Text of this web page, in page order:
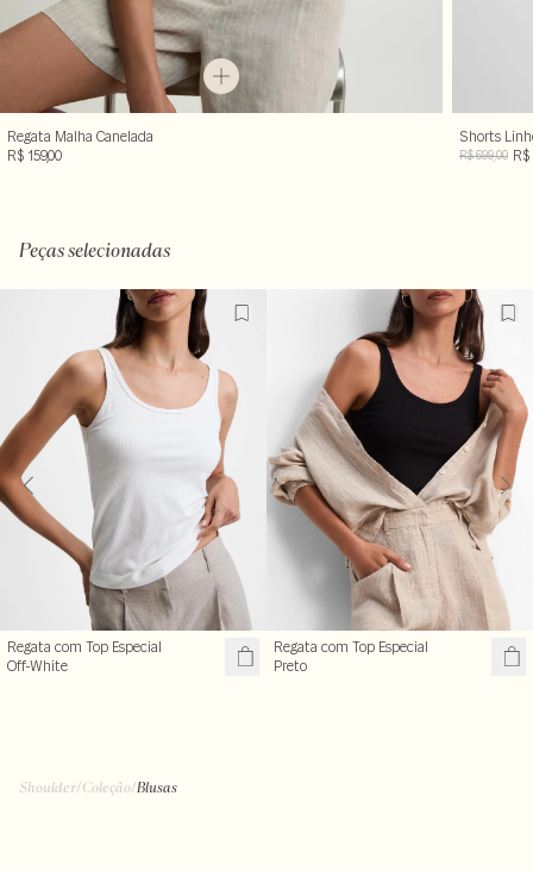
Regata Malha Canelada
R$ 159,00
Shorts
R$ 699,00 R$
Peças selecionadas
Regata com Top Especial
Off-White
Regata com Top Especial
Preto
Shoulder/Coleção/Blusas